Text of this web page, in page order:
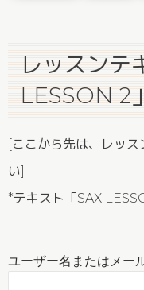
レッスンテ
LESSON 2」
[ここから先は、レッ
い]
*テキスト「SAX
ユーザー名またはメー